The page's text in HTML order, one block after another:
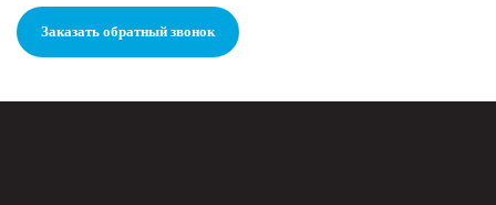
Заказать обратный звонок